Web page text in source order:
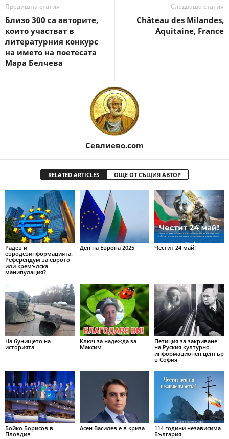
Предишна статия
Близо 300 са авторите,
които участват в
литературния конкурс
на името на поетесата
Мара Белчева
Следваща статия
Château des Milandes,
Aquitaine, France
Севлиево.com
RELATED ARTICLES ОЩЕ ОТ СЪЩИЯ АВТОР
Радев и
евродезинформацията:
Референдум за еврото
или кремълска
манипулация?
Ден на Европа 2025 Честит 24 май!
На бунището на
историята
Ключ за надежда за
Максим
Петиция за закриване
на Руския културно-
информационен център
в София
Бойко Борисов в
Пловдив
Асен Василев е в криза
114 години независима
България